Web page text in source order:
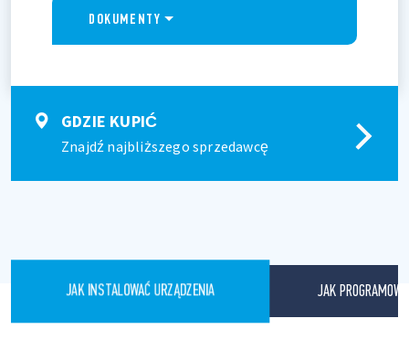
DOKUMENTY
GDZIE KUPIĆ
Znajdź najbliższego sprzedawcę
JAK INSTALOWAĆ URZĄDZENIA JAK